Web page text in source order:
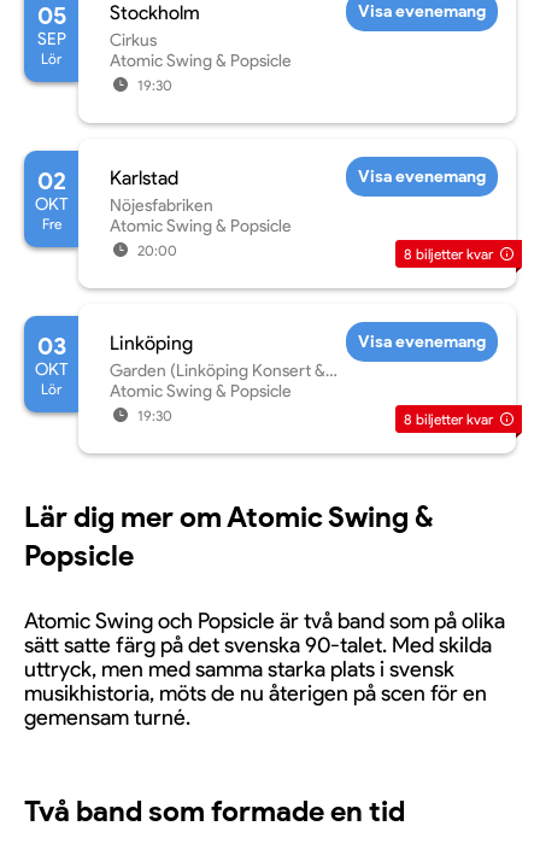
05
SEP
Lör
Stockholm
Cirkus
Atomic Swing & Popsicle
19:30
Visa evenemang
02
OKT
Fre
Karlstad
Nöjesfabriken
Atomic Swing & Popsicle
20:00
Visa evenemang
8 biljetter kvar
03
OKT
Lör
Linköping
Garden (Linköping Konsert &
Kongress)
Atomic Swing & Popsicle
19:30
Visa evenemang
8 biljetter kvar
Lär dig mer om Atomic Swing &
Popsicle
Atomic Swing och Popsicle är två band som på olika
sätt satte färg på det svenska 90-talet. Med skilda
uttryck, men med samma starka plats i svensk
musikhistoria, möts de nu återigen på scen för en
gemensam turné.
Två band som formade en tid